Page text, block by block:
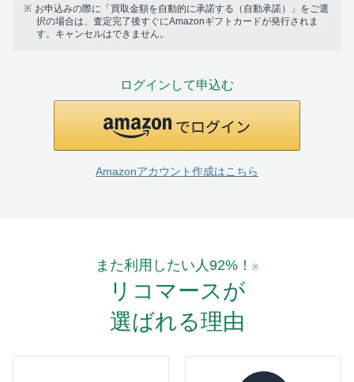
お申込みの際に「買取金額を自動的に承諾する（自動承諾）」をご選
択の場合は、査定完了後すぐにAmazonギフトカードが発行されま
す。キャンセルはできません。
ログインして申込む
Amazonアカウント作成はこちら
また利用したい人92%！ ※
リコマースが
選ばれる理由